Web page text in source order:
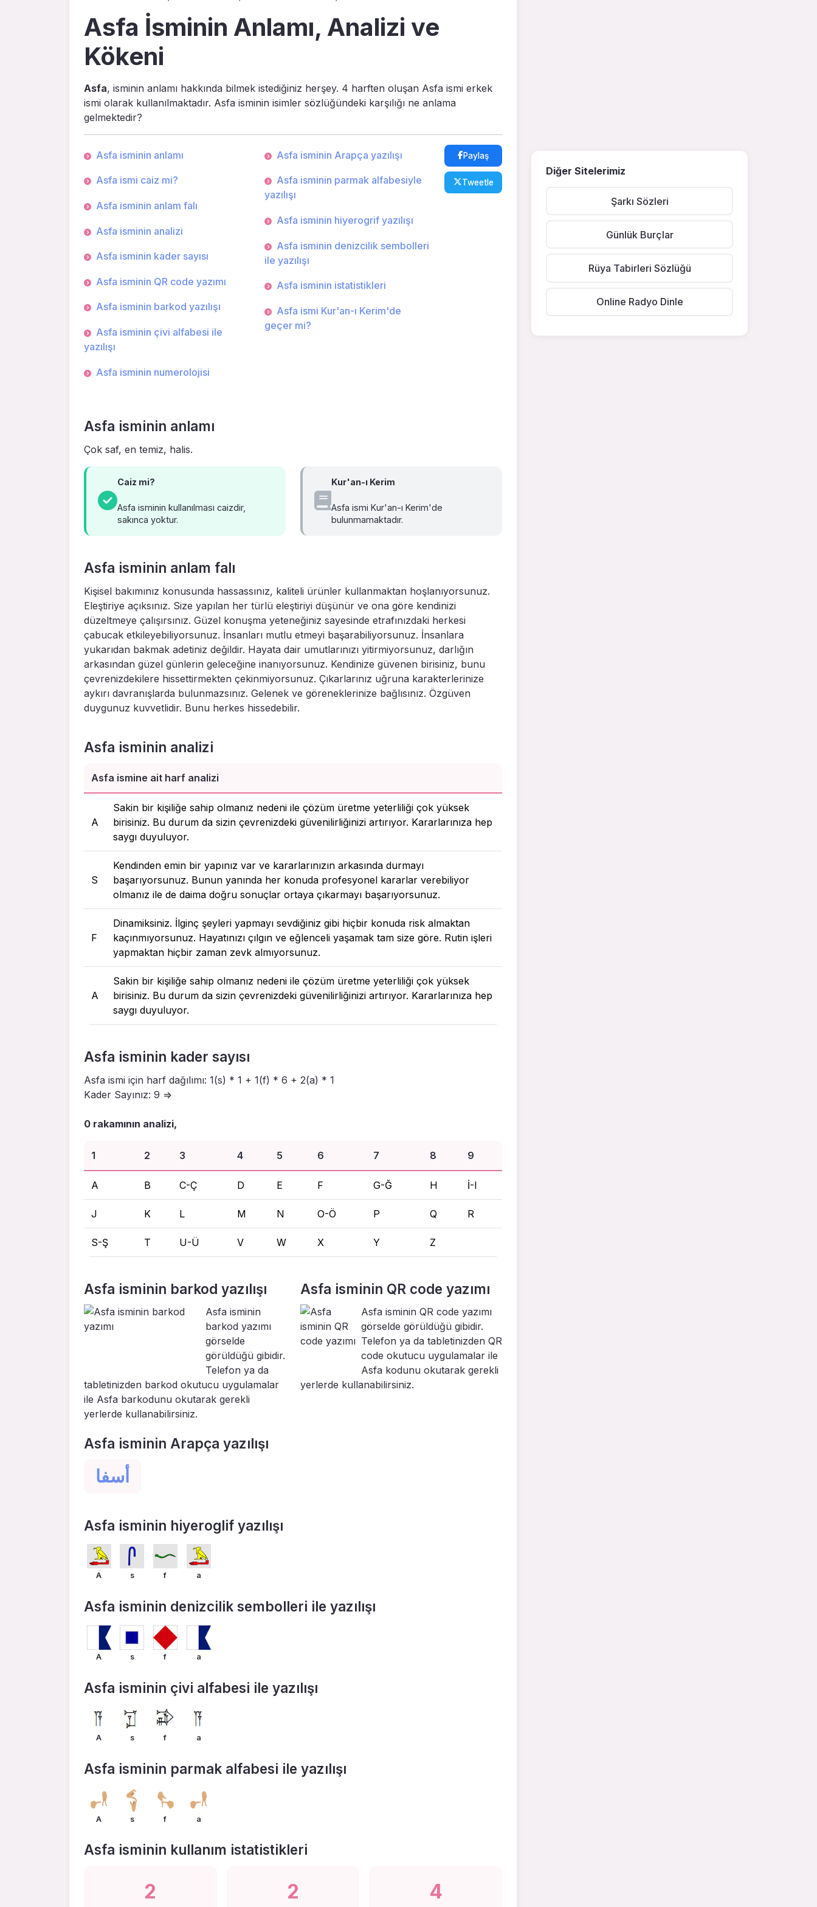
Asfa İsminin Anlamı, Analizi ve
Kökeni
Asfa, isminin anlamı hakkında bilmek istediğiniz herşey. 4 harften oluşan Asfa ismi erkek
ismi olarak kullanılmaktadır. Asfa isminin isimler sözlüğündeki karşılığı ne anlama
gelmektedir?
Asfa isminin anlamı
Asfa ismi caiz mi?
Asfa isminin anlam falı
Asfa isminin analizi
Asfa isminin kader sayısı
Asfa isminin QR code yazımı
Asfa isminin barkod yazılışı
Asfa isminin çivi alfabesi ile
yazılışı
Asfa isminin numerolojisi
Asfa isminin Arapça yazılışı
Asfa isminin parmak alfabesiyle
yazılışı
Asfa isminin hiyerogrif yazılışı
Asfa isminin denizcilik sembolleri
ile yazılışı
Asfa isminin istatistikleri
Asfa ismi Kur'an-ı Kerim'de
geçer mi?
Paylaş
Tweetle
Asfa isminin anlamı
Çok saf, en temiz, halis.
Caiz mi?
Asfa isminin kullanılması caizdir,
sakınca yoktur.
Kur'an-ı Kerim
Asfa ismi Kur'an-ı Kerim'de
bulunmamaktadır.
Asfa isminin anlam falı
Kişisel bakımınız konusunda hassassınız, kaliteli ürünler kullanmaktan hoşlanıyorsunuz.
Eleştiriye açıksınız. Size yapılan her türlü eleştiriyi düşünür ve ona göre kendinizi
düzeltmeye çalışırsınız. Güzel konuşma yeteneğiniz sayesinde etrafınızdaki herkesi
çabucak etkileyebiliyorsunuz. İnsanları mutlu etmeyi başarabiliyorsunuz. İnsanlara
yukarıdan bakmak adetiniz değildir. Hayata dair umutlarınızı yitirmiyorsunuz, darlığın
arkasından güzel günlerin geleceğine inanıyorsunuz. Kendinize güvenen birisiniz, bunu
çevrenizdekilere hissettirmekten çekinmiyorsunuz. Çıkarlarınız uğruna karakterlerinize
aykırı davranışlarda bulunmazsınız. Gelenek ve göreneklerinize bağlısınız. Özgüven
duygunuz kuvvetlidir. Bunu herkes hissedebilir.
Asfa isminin analizi
Asfa ismine ait harf analizi
A
Sakin bir kişiliğe sahip olmanız nedeni ile çözüm üretme yeterliliği çok yüksek
birisiniz. Bu durum da sizin çevrenizdeki güvenilirliğinizi artırıyor. Kararlarınıza hep
saygı duyuluyor.
S
Kendinden emin bir yapınız var ve kararlarınızın arkasında durmayı
başarıyorsunuz. Bunun yanında her konuda profesyonel kararlar verebiliyor
olmanız ile de daima doğru sonuçlar ortaya çıkarmayı başarıyorsunuz.
F
Dinamiksiniz. İlginç şeyleri yapmayı sevdiğiniz gibi hiçbir konuda risk almaktan
kaçınmıyorsunuz. Hayatınızı çılgın ve eğlenceli yaşamak tam size göre. Rutin işleri
yapmaktan hiçbir zaman zevk almıyorsunuz.
A
Sakin bir kişiliğe sahip olmanız nedeni ile çözüm üretme yeterliliği çok yüksek
birisiniz. Bu durum da sizin çevrenizdeki güvenilirliğinizi artırıyor. Kararlarınıza hep
saygı duyuluyor.
Asfa isminin kader sayısı
Asfa ismi için harf dağılımı: 1(s) * 1 + 1(f) * 6 + 2(a) * 1
Kader Sayınız: 9 =>
0 rakamının analizi,
1 2 3 4 5 6 7 8 9
A B C-Ç D E F G-Ğ H İ-I
J K L M N O-Ö P Q R
S-Ş T U-Ü V W X Y Z
Asfa isminin barkod yazılışı
Asfa isminin
barkod yazımı
görselde
görüldüğü gibidir.
Telefon ya da
tabletinizden barkod okutucu uygulamalar
ile Asfa barkodunu okutarak gerekli
yerlerde kullanabilirsiniz.
Asfa isminin QR code yazımı
Asfa isminin QR code yazımı
görselde görüldüğü gibidir.
Telefon ya da tabletinizden QR
code okutucu uygulamalar ile
Asfa kodunu okutarak gerekli
yerlerde kullanabilirsiniz.
Asfa isminin Arapça yazılışı
أسفا
Asfa isminin hiyeroglif yazılışı
A s f a
Asfa isminin denizcilik sembolleri ile yazılışı
A s f a
Asfa isminin çivi alfabesi ile yazılışı
A s f a
Asfa isminin parmak alfabesi ile yazılışı
A s f a
Asfa isminin kullanım istatistikleri
2 2 4
Diğer Sitelerimiz
Şarkı Sözleri
Günlük Burçlar
Rüya Tabirleri Sözlüğü
Online Radyo Dinle